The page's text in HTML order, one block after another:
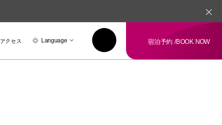
アクセス Language 宿泊予約 /BOOK NOW